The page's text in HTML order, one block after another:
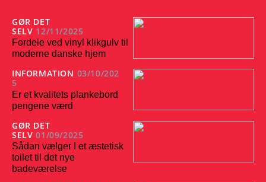
GØR DET
SELV 12/11/2025
Fordele ved vinyl klikgulv til
moderne danske hjem
INFORMATION 03/10/202
5
Er et kvalitets plankebord
pengene værd
GØR DET
SELV 01/09/2025
Sådan vælger I et æstetisk
toilet til det nye
badeværelse